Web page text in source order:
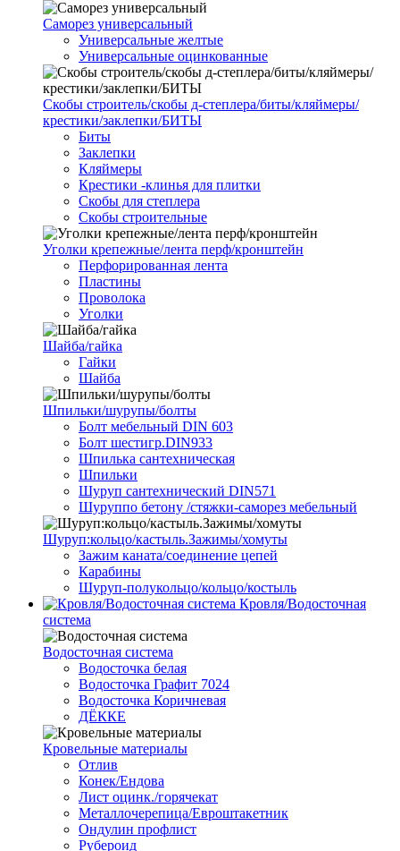
Саморез универсальный
Универсальные желтые
Универсальные оцинкованные
Скобы строитель/скобы д-степлера/биты/кляймеры/
крестики/заклепки/БИТЫ
Биты
Заклепки
Кляймеры
Крестики -клинья для плитки
Скобы для степлера
Скобы строительные
Уголки крепежные/лента перф/кронштейн
Перфорированная лента
Пластины
Проволока
Уголки
Шайба/гайка
Гайки
Шайба
Шпильки/шурупы/болты
Болт мебельный DIN 603
Болт шестигр.DIN933
Шпилька сантехническая
Шпильки
Шуруп сантехнический DIN571
Шуруппо бетону /стяжки-саморез мебельный
Шуруп:кольцо/кастыль.Зажимы/хомуты
Зажим каната/соединение цепей
Карабины
Шуруп-полукольцо/кольцо/костыль
Кровля/Водосточная
система
Водосточная система
Водосточка белая
Водосточка Графит 7024
Водосточка Коричневая
ДЁККЕ
Кровельные материалы
Отлив
Конек/Ендова
Лист оцинк./горячекат
Металлочерепица/Евроштакетник
Ондулин профлист
Рубероид